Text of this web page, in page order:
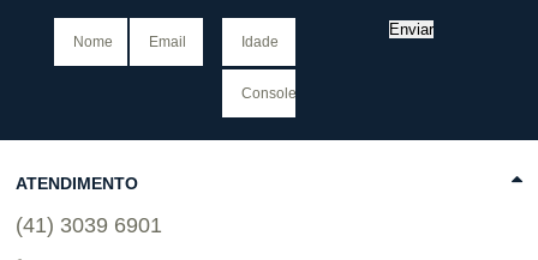
Enviar
ATENDIMENTO
(41) 3039 6901